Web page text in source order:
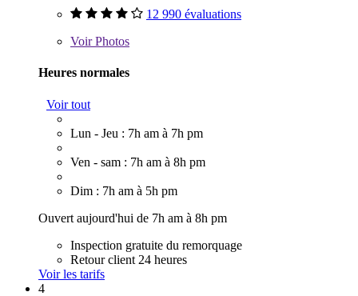
12 990 évaluations
VoirPhotos
Heures normales
Voir tout
Lun - Jeu : 7h am à 7h pm
Ven - sam : 7h am à 8h pm
Dim : 7h am à 5h pm
Ouvert aujourd'hui de 7h am à 8h pm
Inspection gratuite du remorquage
Retour client 24 heures
Voir les tarifs
4